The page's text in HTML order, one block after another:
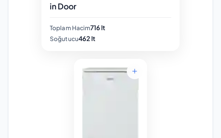
in Door
Toplam Hacim716 lt
Soğutucu462 lt